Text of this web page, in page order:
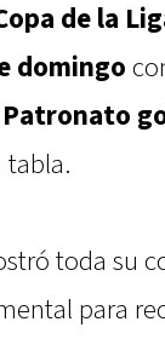
de la
domingo
Patronato
tabla.
toda su
para